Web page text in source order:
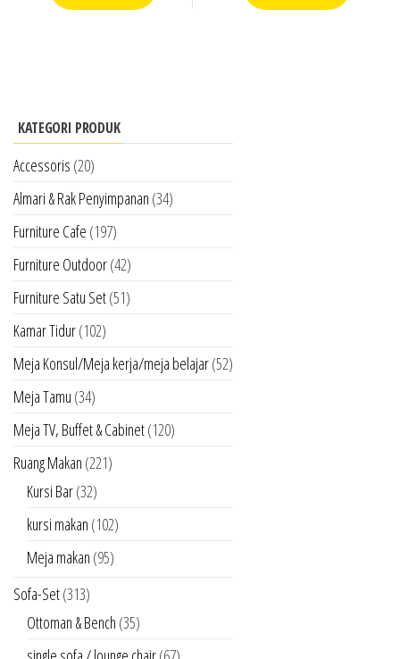
KATEGORI PRODUK
Accessoris (20)
Almari & Rak Penyimpanan (34)
Furniture Cafe (197)
Furniture Outdoor(42)
Furniture Satu Set(51)
Kamar Tidur(102)
Meja Konsul/Meja kerja/meja belajar(52)
Meja Tamu (34)
Meja TV, Buffet & Cabinet(120)
Ruang Makan (221)
Kursi Bar(32)
kursi makan (102)
Meja makan (95)
Sofa-Set(313)
Ottoman & Bench (35)